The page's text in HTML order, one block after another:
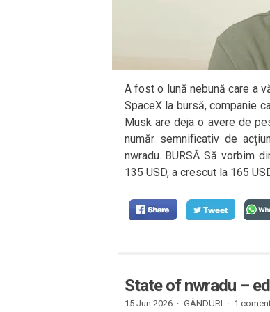
A fost o lună nebună care a
SpaceX la bursă, companie
Musk are deja o avere de
număr semnificativ de
nwradu. BURSĂ Să vorbim
135 USD, a crescut la 165
State of nwradu –
15 Jun 2026 · GÂNDURI · 1